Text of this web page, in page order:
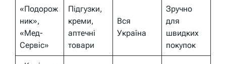
«Подорож
ник»,
«Мед-
Сервіс»
Підгузки,
креми,
аптечні
товари
Вся
Україна
Зручно
для
швидких
покупок